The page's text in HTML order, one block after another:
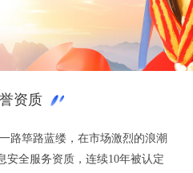
资质
路筚路蓝缕，在市场激烈的浪潮
安全服务资质，连续10年被认定